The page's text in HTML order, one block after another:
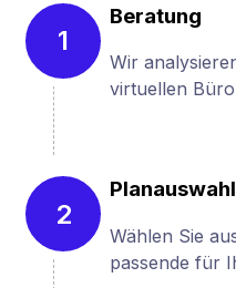
1
Beratung
Wir
virtuellen
2
Planauswahl
Wählen Sie
passende für